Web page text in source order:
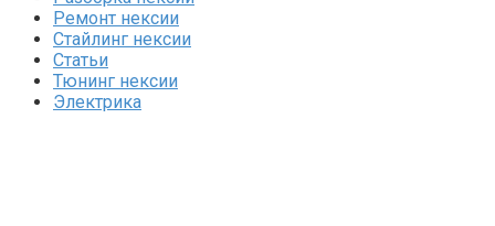
Ремонт нексии
Стайлинг нексии
Статьи
Тюнинг нексии
Электрика